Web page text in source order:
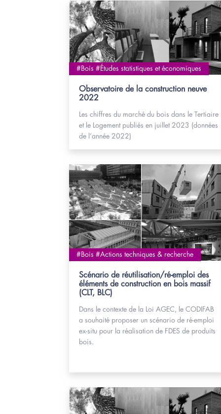
#Bois #Études statistiques et économiques
Observatoire de la construction neuve
2022
Les chiffres du marché du bois dans le Tertiaire
et le Logement publiés en juillet 2023 (données
de l’année 2022)
#Bois #Actions techniques & recherche
Scénario de réutilisation/ré-emploi des
éléments de construction en bois massif
(CLT, BLC)
Dans le contexte de la Loi AGEC, le CODIFAB
a souhaité proposer un scénario de ré-emploi
ex-situ pour la réalisation de FDES de produits
bois.